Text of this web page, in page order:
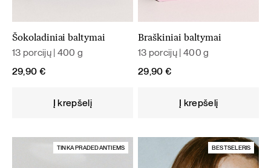
Šokoladiniai baltymai
13 porcijų | 400 g
29,90 €
Į krepšelį
Braškiniai baltymai
13 porcijų | 400 g
29,90 €
Į krepšelį
TINKA PRADEDANTIEMS BESTSELERIS